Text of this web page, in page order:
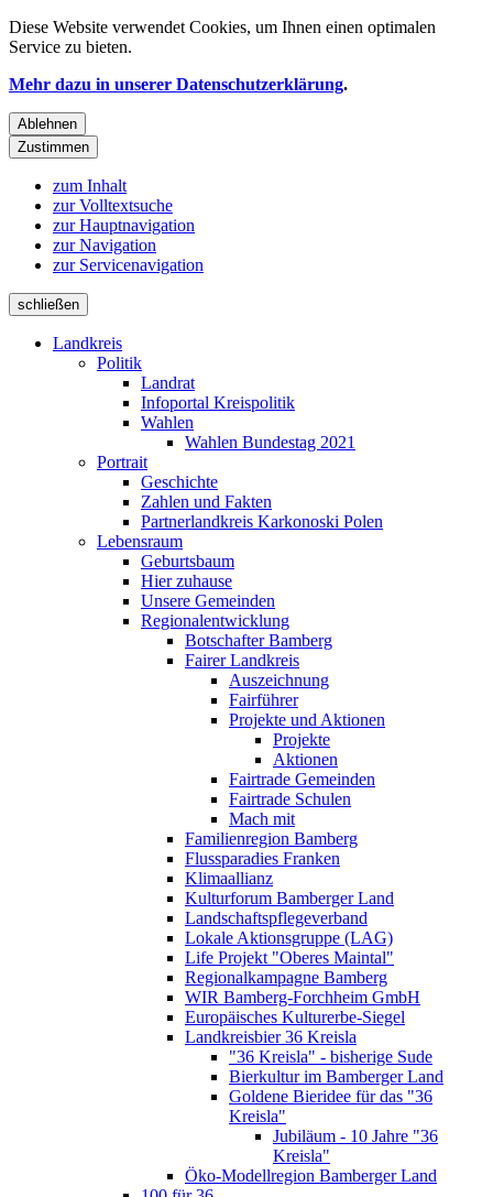
Diese Website verwendet Cookies, um Ihnen einen optimalen
Service zu bieten.
Mehr dazu in unserer Datenschutzerklärung.
Ablehnen
Zustimmen
zum Inhalt
zur Volltextsuche
zur Hauptnavigation
zur Navigation
zur Servicenavigation
schließen
Landkreis
Politik
Landrat
Infoportal Kreispolitik
Wahlen
Wahlen Bundestag 2021
Portrait
Geschichte
Zahlen und Fakten
Partnerlandkreis Karkonoski Polen
Lebensraum
Geburtsbaum
Hier zuhause
Unsere Gemeinden
Regionalentwicklung
Botschafter Bamberg
Fairer Landkreis
Auszeichnung
Fairführer
Projekte und Aktionen
Projekte
Aktionen
Fairtrade Gemeinden
Fairtrade Schulen
Mach mit
Familienregion Bamberg
Flussparadies Franken
Klimaallianz
Kulturforum Bamberger Land
Landschaftspflegeverband
Lokale Aktionsgruppe (LAG)
Life Projekt "Oberes Maintal"
Regionalkampagne Bamberg
WIR Bamberg-Forchheim GmbH
Europäisches Kulturerbe-Siegel
Landkreisbier 36 Kreisla
"36 Kreisla" - bisherige Sude
Bierkultur im Bamberger Land
Goldene Bieridee für das "36
Kreisla"
Jubiläum - 10 Jahre "36
Kreisla"
Öko-Modellregion Bamberger Land